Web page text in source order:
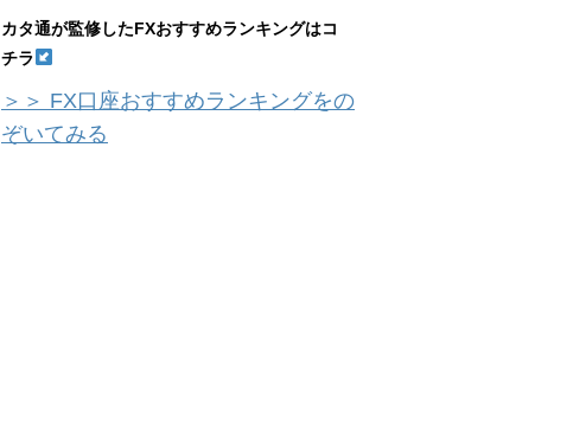
カタ通が監修したFXおすすめランキングはコ
チラ
＞＞ FX口座おすすめランキングをの
ぞいてみる